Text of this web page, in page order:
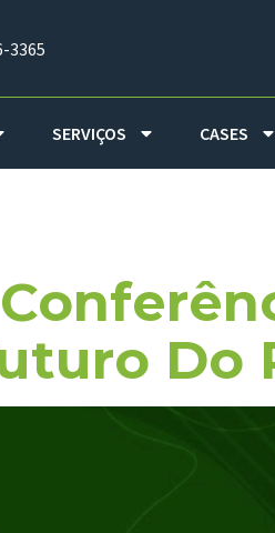
3365
SERVIÇOS CASES
Do